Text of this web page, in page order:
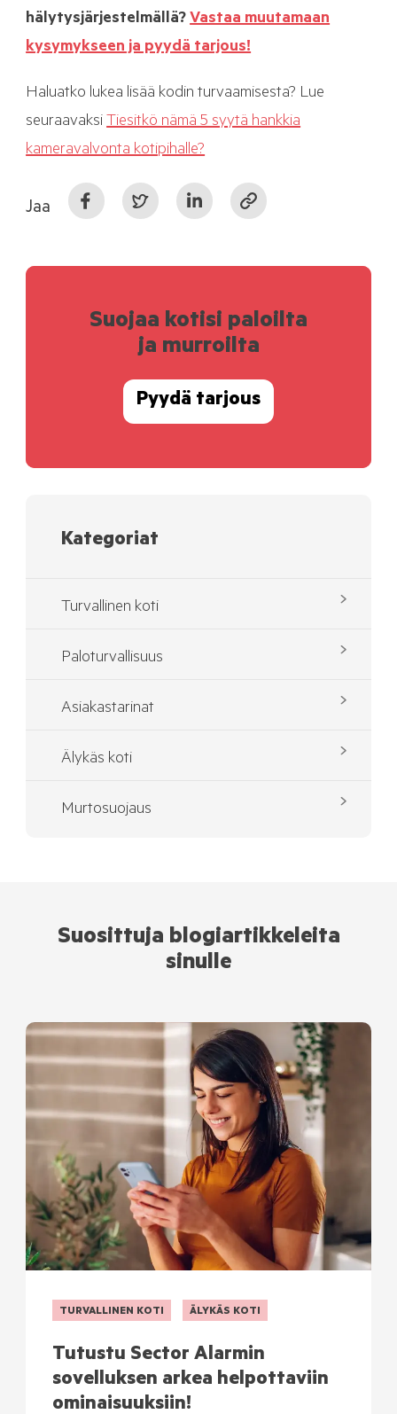
hälytysjärjestelmällä? Vastaa muutamaan
kysymykseen ja pyydä tarjous!
Haluatko lukea lisää kodin turvaamisesta? Lue
seuraavaksi Tiesitkö nämä 5 syytä hankkia
kameravalvonta kotipihalle?
Jaa
Suojaa kotisi paloilta
ja murroilta
Pyydä tarjous
Kategoriat
Turvallinen koti
Paloturvallisuus
Asiakastarinat
Älykäs koti
Murtosuojaus
Suosittuja blogiartikkeleita
sinulle
TURVALLINEN KOTI ÄLYKÄS KOTI
Tutustu Sector Alarmin
sovelluksen arkea helpottaviin
ominaisuuksiin!